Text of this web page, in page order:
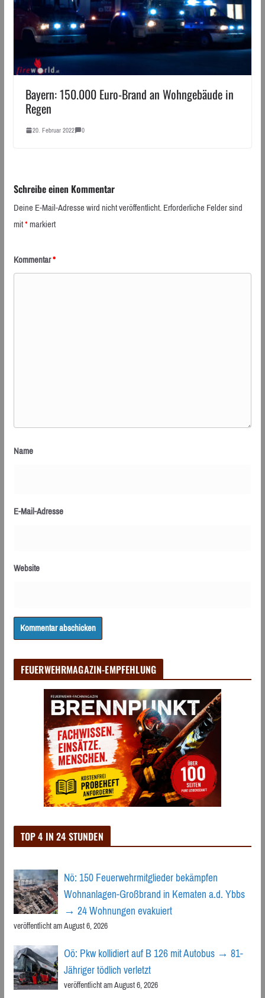
Bayern: 150.000 Euro-Brand an Wohngebäude in
Regen
20. Februar 2022 0
Schreibe einen Kommentar
Deine E-Mail-Adresse wird nicht veröffentlicht.Erforderliche Felder sind
mit*markiert
Kommentar*
Name
E-Mail-Adresse
Website
FEUERWEHRMAGAZIN-EMPFEHLUNG
TOP 4 IN 24 STUNDEN
Nö: 150 Feuerwehrmitglieder bekämpfen
Wohnanlagen-Großbrand in Kematen a.d. Ybbs
→ 24 Wohnungen evakuiert
veröffentlicht am August 6, 2026
Oö: Pkw kollidiert auf B 126 mit Autobus → 81-
Jähriger tödlich verletzt
veröffentlicht am August 6, 2026